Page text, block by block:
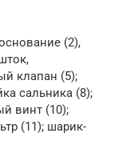
(2),
клапан (5);
сальника (8);
винт (10);
(11); шарик-